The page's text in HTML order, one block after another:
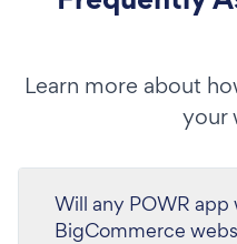
Learn more about
your
Will any POWR app
BigCommerce